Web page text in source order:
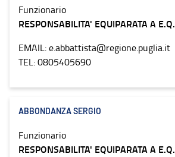
Funzionario
RESPONSABILITA' EQUIPARATA A E.Q.
EMAIL: e.abbattista@regione.puglia.it
TEL: 0805405690
ABBONDANZA SERGIO
Funzionario
RESPONSABILITA' EQUIPARATA A E.Q.